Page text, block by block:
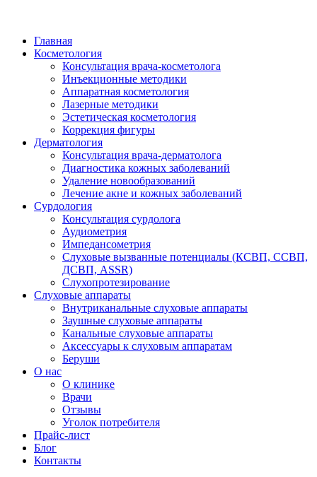
Главная
Косметология
Консультация врача-косметолога
Инъекционные методики
Аппаратная косметология
Лазерные методики
Эстетическая косметология
Коррекция фигуры
Дерматология
Консультация врача-дерматолога
Диагностика кожных заболеваний
Удаление новообразований
Лечение акне и кожных заболеваний
Сурдология
Консультация сурдолога
Аудиометрия
Импедансометрия
Слуховые вызванные потенциалы (КСВП, ССВП,
ДСВП, ASSR)
Слухопротезирование
Слуховые аппараты
Внутриканальные слуховые аппараты
Заушные слуховые аппараты
Канальные слуховые аппараты
Аксессуары к слуховым аппаратам
Беруши
О нас
О клинике
Врачи
Отзывы
Уголок потребителя
Прайс-лист
Блог
Контакты